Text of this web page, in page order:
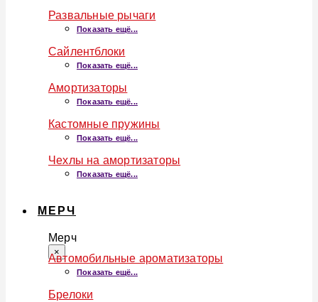
Развальные рычаги
Показать ещё...
Сайлентблоки
Показать ещё...
Амортизаторы
Показать ещё...
Кастомные пружины
Показать ещё...
Чехлы на амортизаторы
Показать ещё...
МЕРЧ
Мерч
×
Автомобильные ароматизаторы
Показать ещё...
Брелоки